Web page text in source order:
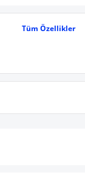
Tüm Özellikler